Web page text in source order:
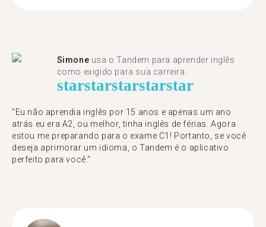
Simone usa o Tandem para aprender inglês
como exigido para sua carreira.
starstarstarstarstar
"Eu não aprendia inglês por 15 anos e apenas um ano
atrás eu era A2, ou melhor, tinha inglês de férias. Agora
estou me preparando para o exame C1! Portanto, se você
deseja aprimorar um idioma, o Tandem é o aplicativo
perfeito para você."